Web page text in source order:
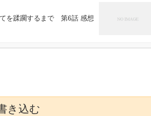
を蹂躙するまで 第6話 感想
き込む